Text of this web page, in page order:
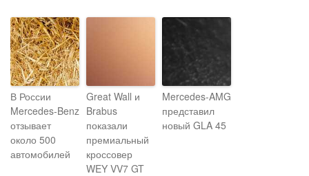
В России
Mercedes-Benz
отзывает
около 500
автомобилей
Great Wall и
Brabus
показали
премиальный
кроссовер
WEY VV7 GT
Mercedes-AMG
представил
новый GLA 45